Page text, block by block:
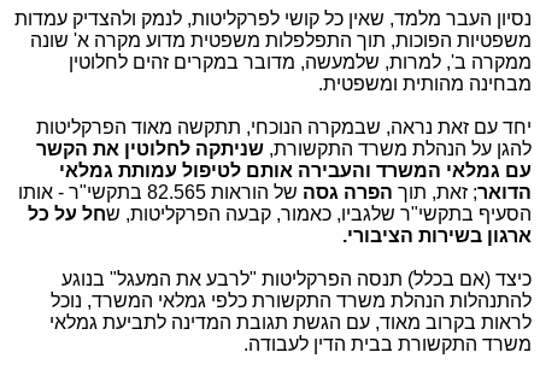
נסיון העבר מלמד, שאין כל קושי לפרקליטות, לנמק ולהצדיק עמדות
משפטיות הפוכות, תוך התפלפלות משפטית מדוע מקרה א' שונה
ממקרה ב', למרות, שלמעשה, מדובר במקרים זהים לחלוטין
מבחינה מהותית ומשפטית.
יחד עם זאת נראה, שבמקרה הנוכחי, תתקשה מאוד הפרקליטות
להגן על הנהלת משרד התקשורת, שניתקה לחלוטין את הקשר
עם גמלאי המשרד והעבירה אותם לטיפול עמותת גמלאי
הדואר; זאת, תוך הפרה גסה
של הוראות 82.565 בתקשי"ר - אותו
הסעיף בתקשי"ר שלגביו, כאמור, קבעה הפרקליטות, שחל על כל
ארגון בשירות הציבורי.
כיצד (אם בכלל) תנסה הפרקליטות "לרבע את המעגל" בנוגע
להתנהלות הנהלת משרד התקשורת כלפי גמלאי המשרד, נוכל
לראות בקרוב מאוד, עם הגשת תגובת המדינה לתביעת גמלאי
משרד התקשורת בבית הדין לעבודה.